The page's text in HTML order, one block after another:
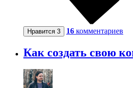
Нравится 3 16 комментариев
Как создать свою